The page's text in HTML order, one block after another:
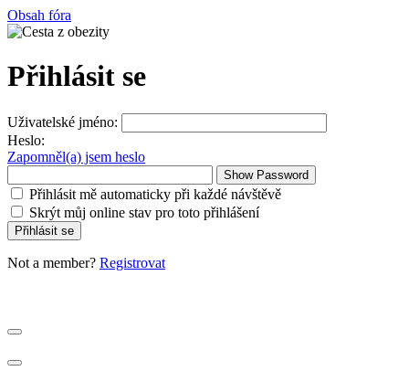
Obsah fóra
Přihlásit se
Uživatelské jméno:
Heslo:
Zapomněl(a) jsem heslo
Show Password
Přihlásit mě automaticky při každé návštěvě
Skrýt můj online stav pro toto přihlášení
Not a member? Registrovat